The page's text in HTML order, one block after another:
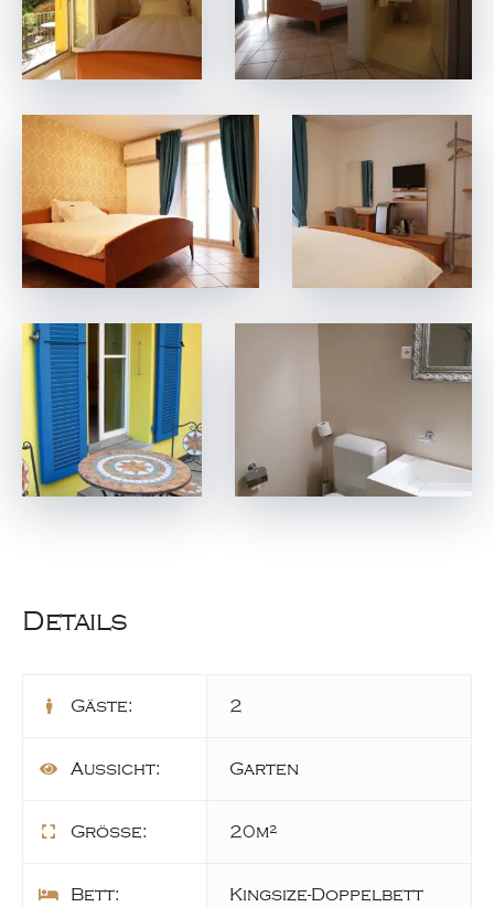
Details
Gäste: 2
Aussicht: Garten
Größe: 20m²
Bett: Kingsize-Doppelbett